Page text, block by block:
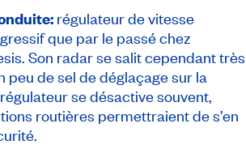
régulateur de vitesse
que par le passé chez
Son radar se salit cependant très
peu de sel de déglaçage sur la
se désactive souvent,
routières permettraient de s’en